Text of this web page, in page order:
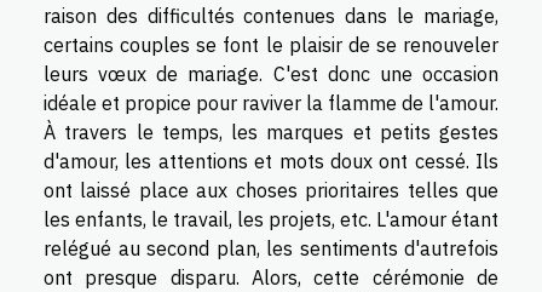
raison des difficultés contenues dans le mariage,
certains couples se font le plaisir de se renouveler
leurs vœux de mariage. C'est donc une occasion
idéale et propice pour raviver la flamme de l'amour.
À travers le temps, les marques et petits gestes
d'amour, les attentions et mots doux ont cessé. Ils
ont laissé place aux choses prioritaires telles que
les enfants, le travail, les projets, etc. L'amour étant
relégué au second plan, les sentiments d'autrefois
ont presque disparu. Alors, cette cérémonie de